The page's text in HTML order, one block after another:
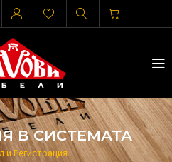
В СИСТЕМАТА
и Регистрация